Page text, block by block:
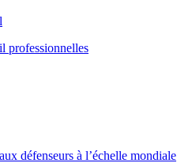
professionnelles
défenseurs à l’échelle mondiale